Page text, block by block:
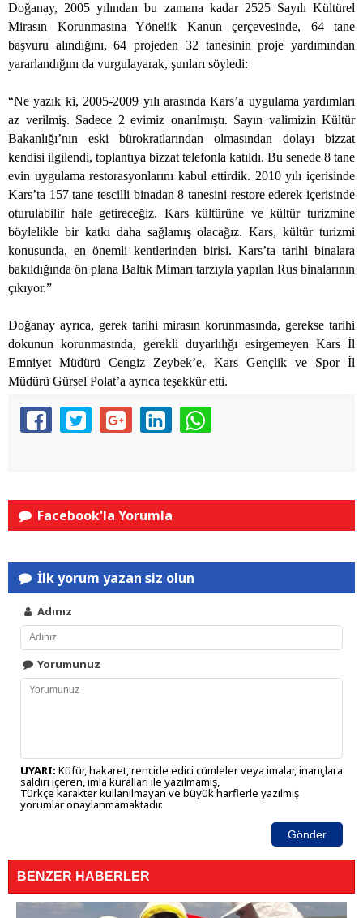
Doğanay, 2005 yılından bu zamana kadar 2525 Sayılı Kültürel
Mirasın Korunmasına Yönelik Kanun çerçevesinde, 64 tane
başvuru alındığını, 64 projeden 32 tanesinin proje yardımından
yararlandığını da vurgulayarak, şunları söyledi:
“Ne yazık ki, 2005-2009 yılı arasında Kars’a uygulama yardımları
az verilmiş. Sadece 2 evimiz onarılmıştı. Sayın valimizin Kültür
Bakanlığı’nın eski bürokratlarından olmasından dolayı bizzat
kendisi ilgilendi, toplantıya bizzat telefonla katıldı. Bu senede 8 tane
evin uygulama restorasyonlarını kabul ettirdik. 2010 yılı içerisinde
Kars’ta 157 tane tescilli binadan 8 tanesini restore ederek içerisinde
oturulabilir hale getireceğiz. Kars kültürüne ve kültür turizmine
böylelikle bir katkı daha sağlamış olacağız. Kars, kültür turizmi
konusunda, en önemli kentlerinden birisi. Kars’ta tarihi binalara
bakıldığında ön plana Baltık Mimarı tarzıyla yapılan Rus binalarının
çıkıyor.”
Doğanay ayrıca, gerek tarihi mirasın korunmasında, gerekse tarihi
dokunun korunmasında, gerekli duyarlılığı esirgemeyen Kars İl
Emniyet Müdürü Cengiz Zeybek’e, Kars Gençlik ve Spor İl
Müdürü Gürsel Polat’a ayrıca teşekkür etti.
Facebook'la Yorumla
İlk yorum yazan siz olun
Adınız
Yorumunuz
UYARI: Küfür, hakaret, rencide edici cümleler veya imalar, inançlara
saldırı içeren, imla kuralları ile yazılmamış,
Türkçe karakter kullanılmayan ve büyük harflerle yazılmış
yorumlar onaylanmamaktadır.
Gönder
BENZER HABERLER